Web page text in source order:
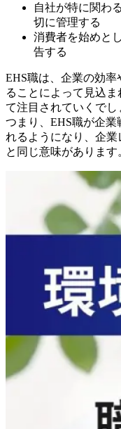
自社が特に関わ
切に管理する
消費者を始めと
告する
EHS職は、企業の効
ることによって見込
て注目されていくでし
つまり、EHS職が企
れるようになり、企
と同じ意味があります